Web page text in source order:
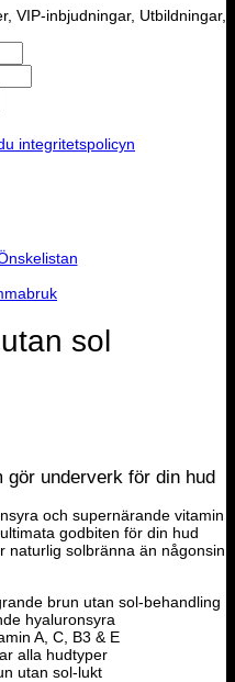
VIP-inbjudningar, Utbildningar,
integritetspolicyn
sol
gör underverk för din hud
och supernärande vitamin
godbiten för din hud
naturlig solbränna än någonsin
brun utan sol-behandling
hyaluronsyra
A, C, B3 & E
alla hudtyper
utan sol-lukt